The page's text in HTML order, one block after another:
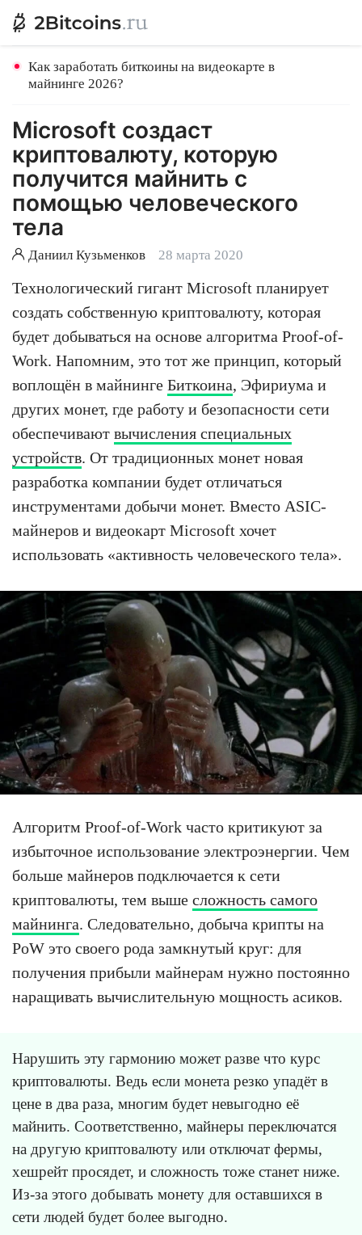
Как заработать биткоины на видеокарте в
майнинге 2026?
Microsoft создаст
криптовалюту, которую
получится майнить с
помощью человеческого
тела
Даниил Кузьменков 28 марта 2020
Технологический гигант Microsoft планирует
создать собственную криптовалюту, которая
будет добываться на основе алгоритма Proof-of-
Work. Напомним, это тот же принцип, который
воплощён в майнинге Биткоина, Эфириума и
других монет, где работу и безопасности сети
обеспечивают вычисления специальных
устройств. От традиционных монет новая
разработка компании будет отличаться
инструментами добычи монет. Вместо ASIC-
майнеров и видеокарт Microsoft хочет
использовать «активность человеческого тела».
Алгоритм Proof-of-Work часто критикуют за
избыточное использование электроэнергии. Чем
больше майнеров подключается к сети
криптовалюты, тем выше сложность самого
майнинга. Следовательно, добыча крипты на
PoW это своего рода замкнутый круг: для
получения прибыли майнерам нужно постоянно
наращивать вычислительную мощность асиков.
Нарушить эту гармонию может разве что курс
криптовалюты. Ведь если монета резко упадёт в
цене в два раза, многим будет невыгодно её
майнить. Соответственно, майнеры переключатся
на другую криптовалюту или отключат фермы,
хешрейт просядет, и сложность тоже станет ниже.
Из-за этого добывать монету для оставшихся в
сети людей будет более выгодно.